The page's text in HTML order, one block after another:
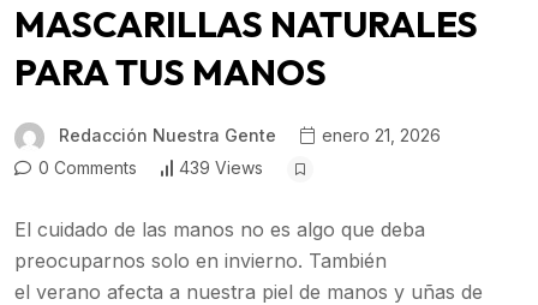
MASCARILLAS NATURALES
PARA TUS MANOS
Redacción Nuestra Gente
enero 21, 2026
0 Comments
439 Views
El cuidado de las manos no es algo que deba
preocuparnos solo en invierno. También
el verano afecta a nuestra piel de manos y uñas de